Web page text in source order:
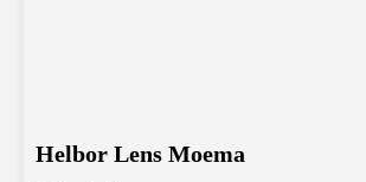
Helbor Lens Moema